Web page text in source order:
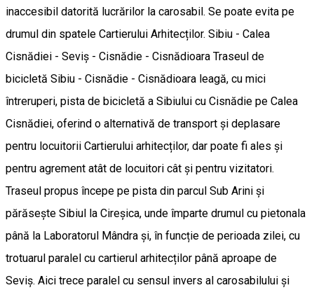
inaccesibil datorită lucrărilor la carosabil. Se poate evita pe
drumul din spatele Cartierului Arhitecților. Sibiu - Calea
Cisnădiei - Seviș - Cisnădie - Cisnădioara Traseul de
bicicletă Sibiu - Cisnădie - Cisnădioara leagă, cu mici
întreruperi, pista de bicicletă a Sibiului cu Cisnădie pe Calea
Cisnădiei, oferind o alternativă de transport și deplasare
pentru locuitorii Cartierului arhitecților, dar poate fi ales și
pentru agrement atât de locuitori cât și pentru vizitatori.
Traseul propus începe pe pista din parcul Sub Arini și
părăsește Sibiul la Cireșica, unde împarte drumul cu pietonala
până la Laboratorul Mândra și, în funcție de perioada zilei, cu
trotuarul paralel cu cartierul arhitecților până aproape de
Seviș. Aici trece paralel cu sensul invers al carosabilului și